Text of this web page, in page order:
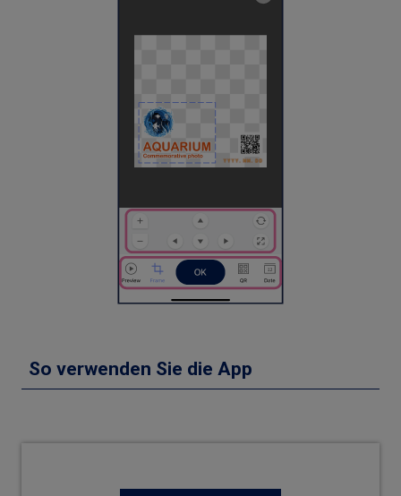
So verwenden Sie die App